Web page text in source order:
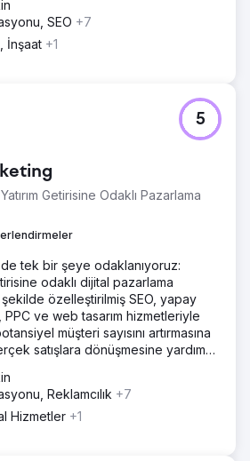
SEO +7
İnşaat +1
Getirisine Odaklı Pazarlama
5
tek bir şeye odaklanıyoruz:
odaklı dijital pazarlama
şekilde özelleştirilmiş SEO, yapay
ve web tasarım hizmetleriyle
müşteri sayısını artırmasına
satışlara dönüşmesine yardımcı
Reklamcılık +7
Hizmetler +1